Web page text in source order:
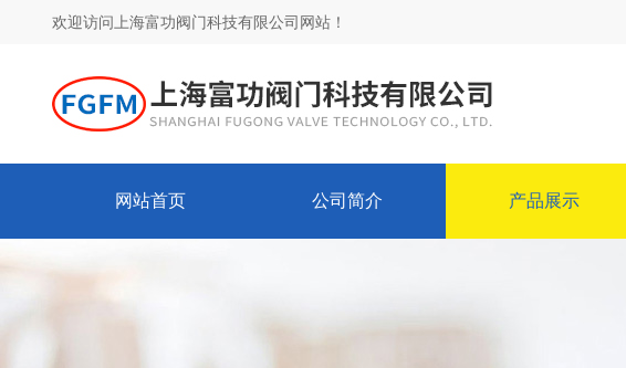
欢迎访问上海富功阀门科技有限公司网站！
网站首页 公司简介 产品展示